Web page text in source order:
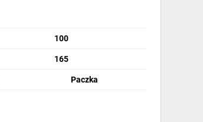
100
165
Paczka